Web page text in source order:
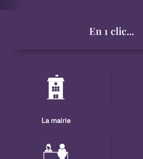
En 1 clic...
La mairie